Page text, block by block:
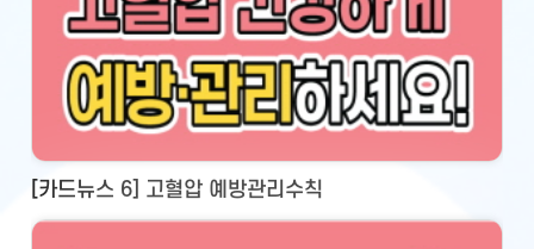
[카드뉴스 6] 고혈압 예방관리수칙